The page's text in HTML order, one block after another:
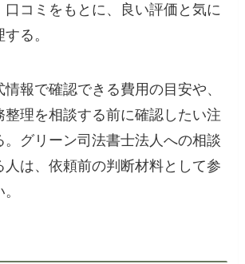
口コミをもとに、良い評価と気に
る。
報で確認できる費用の目安や、
整理を相談する前に確認したい注
。グリーン司法書士法人への相談
人は、依頼前の判断材料として参